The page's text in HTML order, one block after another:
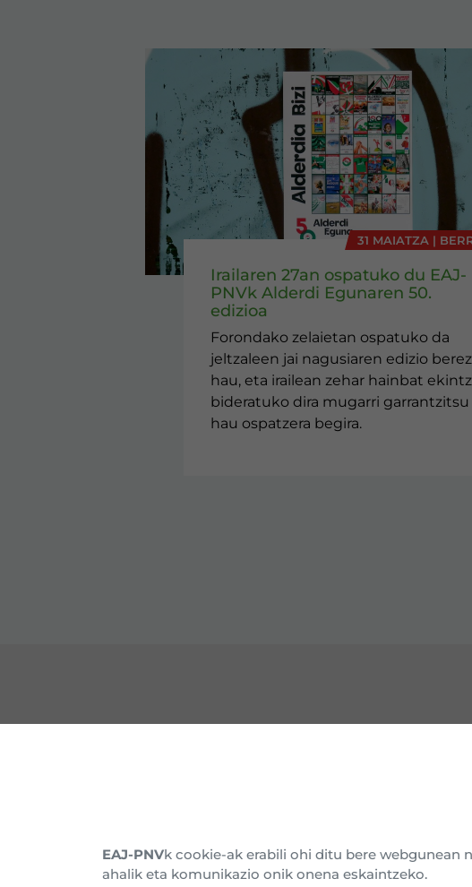
31 MAIATZA |
Irailaren 27an ospatuko du EAJ-
PNVk Alderdi Egunaren 50.
edizioa
Forondako zelaietan ospatuko da
jeltzaleen jai nagusiaren edizio
hau, eta irailean zehar hainbat
bideratuko dira mugarri garrantzitsu
hau ospatzera begira.
Alderdikidetu
Harpidetu buletinera
Historia eta
Batzar nagusia
EAJ-PNVk cookie-ak erabili ohi ditu bere webgunean
ahalik eta komunikazio onik onena eskaintzeko.